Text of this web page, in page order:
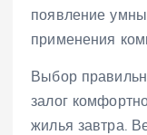
появление
применения
Выбор
залог
жилья завтра.